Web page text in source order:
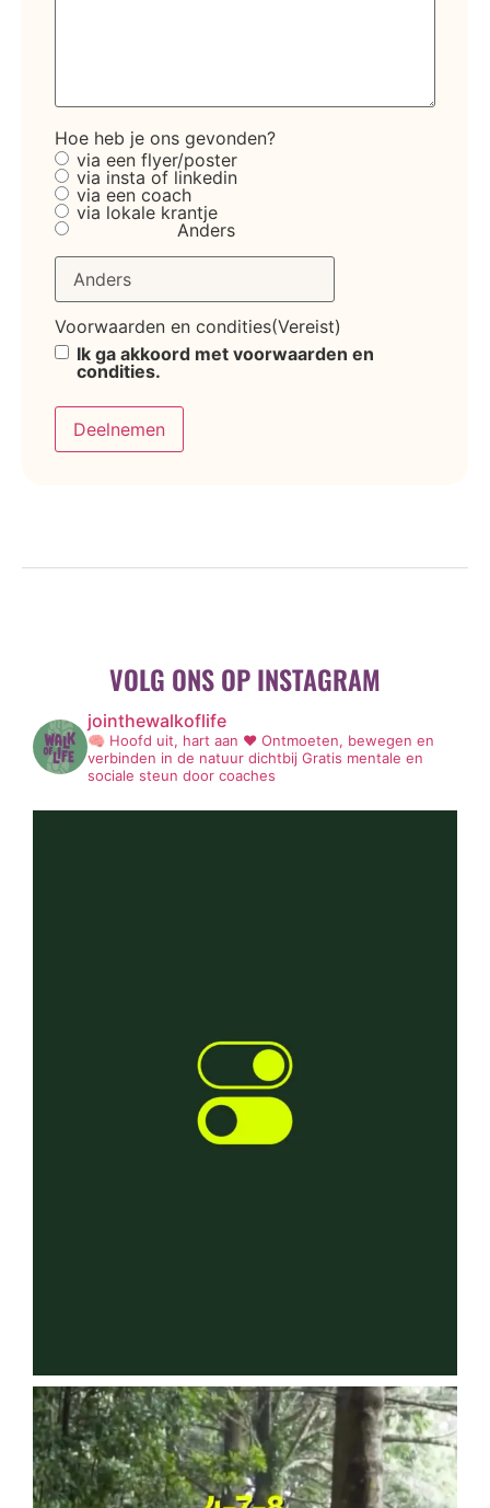
Hoe heb je ons gevonden?
via een flyer/poster
via insta of linkedin
via een coach
via lokale krantje
Anders
Voorwaarden en condities(Vereist)
Ik ga akkoord met voorwaarden en
condities.
Deelnemen
VOLG ONS OP INSTAGRAM
jointhewalkoflife
🧠 Hoofd uit, hart aan ❤️ Ontmoeten, bewegen en
verbinden in de natuur dichtbij Gratis mentale en
sociale steun door coaches